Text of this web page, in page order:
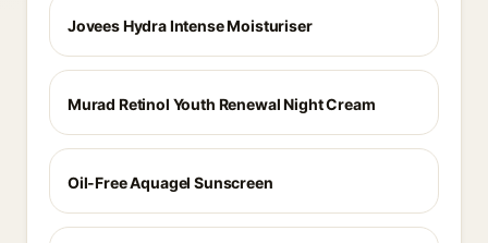
Jovees Hydra Intense Moisturiser
Murad Retinol Youth Renewal Night Cream
Oil-Free Aquagel Sunscreen